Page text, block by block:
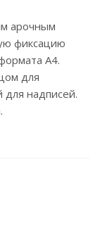
арочным
фиксацию
А4.
для
для надписей.